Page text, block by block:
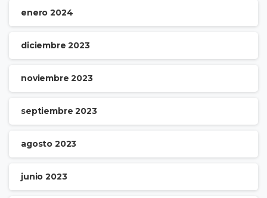
enero 2024
diciembre 2023
noviembre 2023
septiembre 2023
agosto 2023
junio 2023